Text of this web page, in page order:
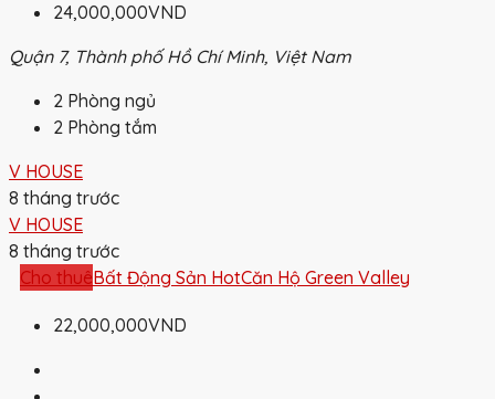
24,000,000VND
Quận 7, Thành phố Hồ Chí Minh, Việt Nam
2 Phòng ngủ
2 Phòng tắm
V HOUSE
8 tháng trước
V HOUSE
8 tháng trước
Cho thuêBất Động Sản HotCăn Hộ Green Valley
22,000,000VND